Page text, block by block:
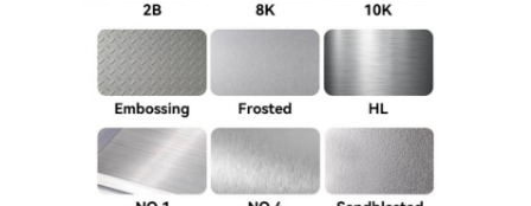
Soğuk Haddelenmiş Paslanmaz Sac
Soğuk Haddelenmiş Paslanmaz Çelik Rulo
Sıcak Haddelenmiş Paslanmaz Sac
Sıcak Haddelenmiş Paslanmaz Çelik Rulo